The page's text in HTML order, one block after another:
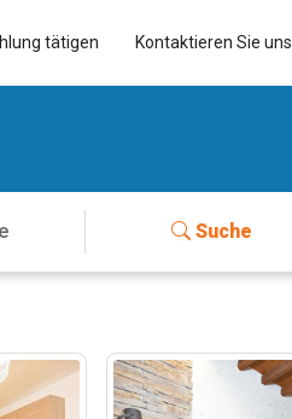
tätigen Kontaktieren Sie uns
Suche